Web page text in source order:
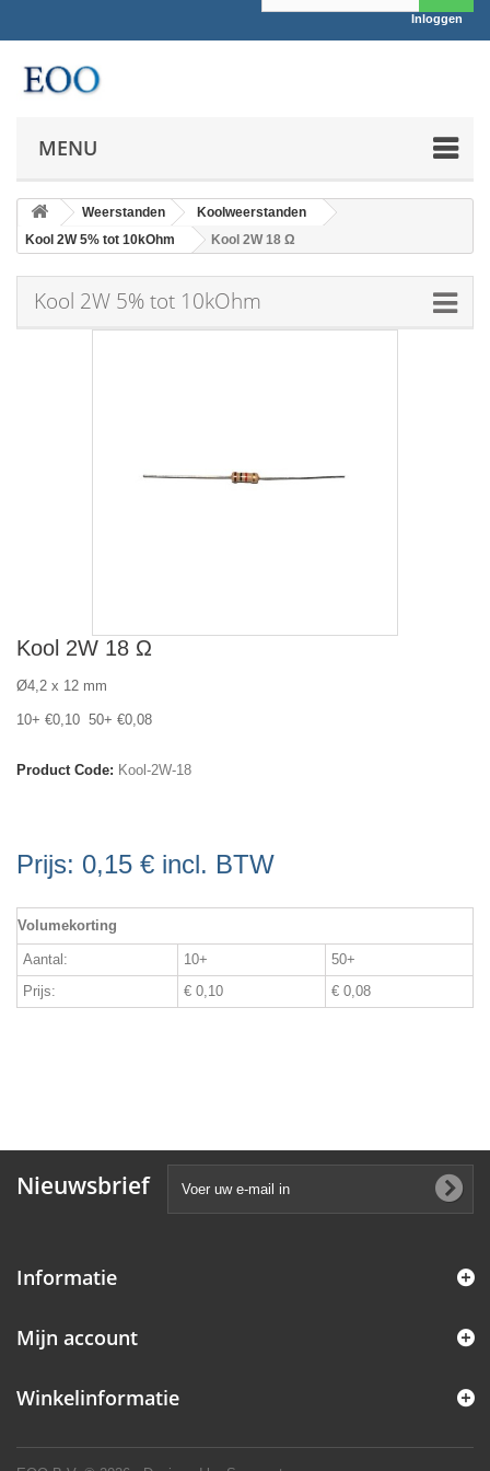
Inloggen
MENU
Weerstanden
Koolweerstanden
Kool 2W 5% tot 10kOhm
Kool 2W 18 Ω
Kool 2W 5% tot 10kOhm
Kool 2W 18 Ω
Ø4,2 x 12 mm
10+ €0,10 50+ €0,08
Product Code: Kool-2W-18
Prijs: 0,15 € incl. BTW
Volumekorting
Aantal: 10+
50+
Prijs:
€ 0,10 € 0,08
Nieuwsbrief
Informatie
Mijn account
Winkelinformatie